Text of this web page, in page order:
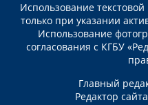
Использование
только при указании
Использование
согласования с КГБУ
Главный
Редактор